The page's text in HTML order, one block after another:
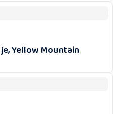
Yellow Mountain